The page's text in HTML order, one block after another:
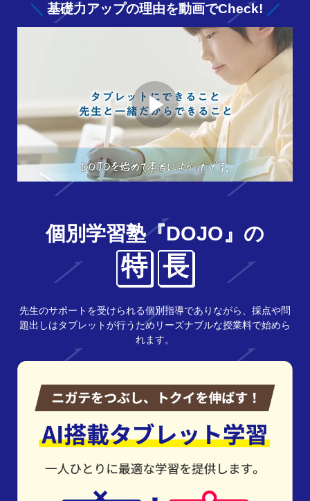
基礎力アップの理由を動画でCheck!
個別学習塾『DOJO』の
特 長
先生のサポートを受けられる個別指導でありながら、採点や問
題出しはタブレットが行うためリーズナブルな授業料で始めら
れます。